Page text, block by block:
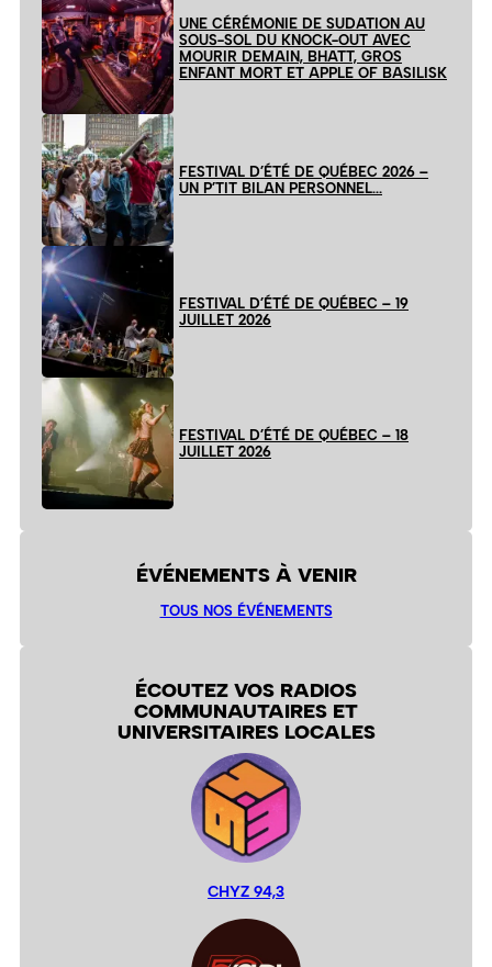
UNE CÉRÉMONIE DE SUDATION AU
SOUS-SOL DU KNOCK-OUT AVEC
MOURIR DEMAIN, BHATT, GROS
ENFANT MORT ET APPLE OF BASILISK
FESTIVAL D’ÉTÉ DE QUÉBEC 2026 –
UN P’TIT BILAN PERSONNEL…
FESTIVAL D’ÉTÉ DE QUÉBEC – 19
JUILLET 2026
FESTIVAL D’ÉTÉ DE QUÉBEC – 18
JUILLET 2026
ÉVÉNEMENTS À VENIR
TOUS NOS ÉVÉNEMENTS
ÉCOUTEZ VOS RADIOS
COMMUNAUTAIRES ET
UNIVERSITAIRES LOCALES
CHYZ 94,3